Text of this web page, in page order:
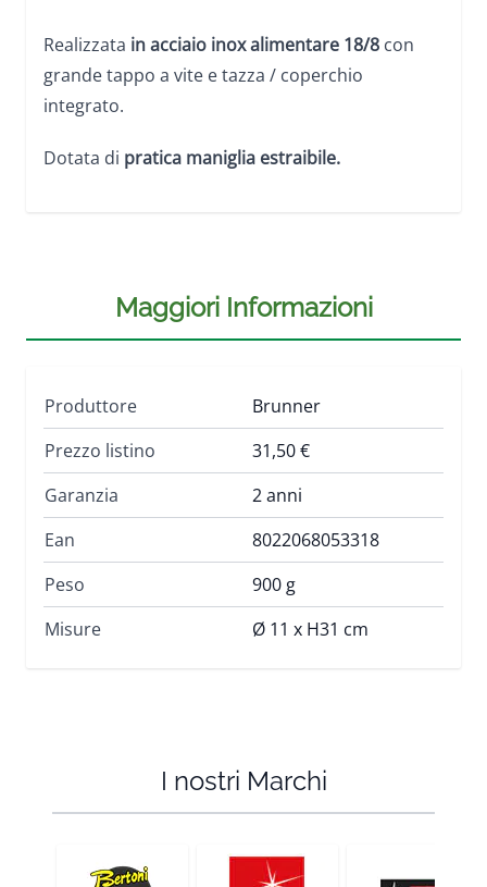
Realizzata in acciaio inox alimentare 18/8 con
grande tappo a vite e tazza / coperchio
integrato.
Dotata di pratica maniglia estraibile.
Maggiori Informazioni
Produttore
Brunner
Prezzo listino
31,50 €
Garanzia
2 anni
Ean
8022068053318
Peso
900 g
Misure
Ø 11 x H31 cm
I nostri Marchi